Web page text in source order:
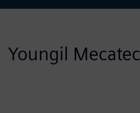
Youngil Mecatec